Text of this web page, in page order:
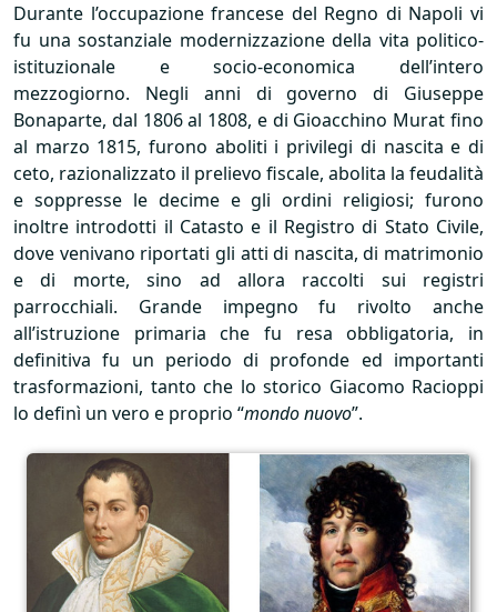
Durante l’occupazione francese del Regno di Napoli vi
fu una sostanziale modernizzazione della vita politico-
istituzionale e socio-economica dell’intero
mezzogiorno. Negli anni di governo di Giuseppe
Bonaparte, dal 1806 al 1808, e di Gioacchino Murat fino
al marzo 1815, furono aboliti i privilegi di nascita e di
ceto, razionalizzato il prelievo fiscale, abolita la feudalità
e soppresse le decime e gli ordini religiosi; furono
inoltre introdotti il Catasto e il Registro di Stato Civile,
dove venivano riportati gli atti di nascita, di matrimonio
e di morte, sino ad allora raccolti sui registri
parrocchiali. Grande impegno fu rivolto anche
all’istruzione primaria che fu resa obbligatoria, in
definitiva fu un periodo di profonde ed importanti
trasformazioni, tanto che lo storico Giacomo Racioppi
lo definì un vero e proprio “mondo nuovo”.